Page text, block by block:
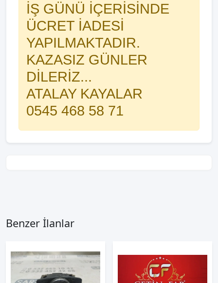
İŞ GÜNÜ İÇERİSİNDE
ÜCRET İADESİ
YAPILMAKTADIR.
KAZASIZ GÜNLER
DİLERİZ...
ATALAY KAYALAR
0545 468 58 71
Benzer İlanlar